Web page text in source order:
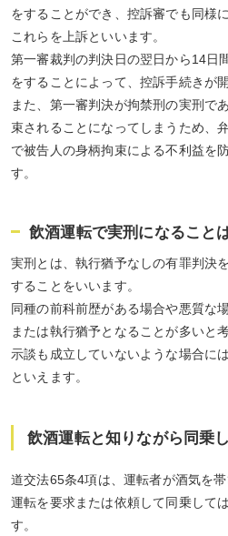
をすることができ、控訴審でも同様
これらを上訴といいます。
第一審裁判の判決日の翌日から14日
をすることによって、控訴手続きが
また、第一審判決が拘禁刑の実刑で
束されることになってしまうため、
で被告人の身柄拘束による不利益を
す。
飲酒運転で実刑になること
実刑とは、執行猶予なしの有罪判決
することをいいます。
同種の前科前歴がある場合や悪質な
または執行猶予となることが多いと
示談も成立していないような場合に
といえます。
飲酒運転と知りながら同乗
道交法65条4項は、運転者が酒気を
運転を要求または依頼して同乗して
す。